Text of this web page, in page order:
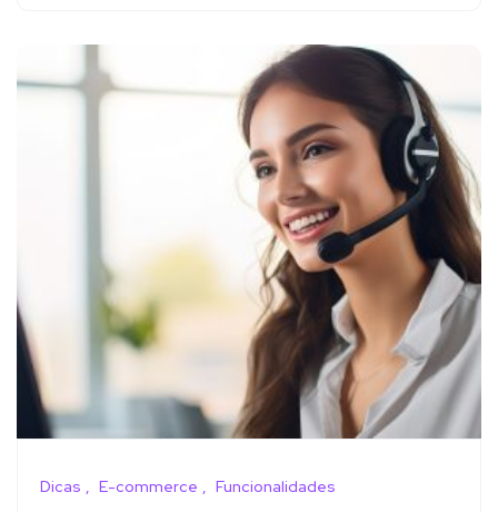
Dicas E-commerce Funcionalidades